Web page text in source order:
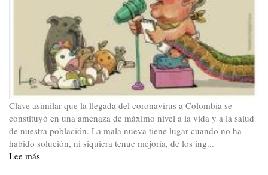
coronavirus
Clave asimilar que la llegada del coronavirus a Colombia se
constituyó en una amenaza de máximo nivel a la vida y a la salud
de nuestra población. La mala nueva tiene lugar cuando no ha
habido solución, ni siquiera tenue mejoría, de los ing...
Lee más